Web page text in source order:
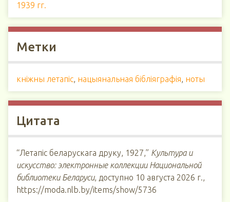
1939 гг.
Метки
кнiжны летапiс, нацыянальная бiблiяграфiя, ноты
Цитата
“Летапіс беларускага друку, 1927,” Культура и
искусство: электронные коллекции Национальной
библиотеки Беларуси, доступно 10 августа 2026 г.,
https://moda.nlb.by/items/show/5736